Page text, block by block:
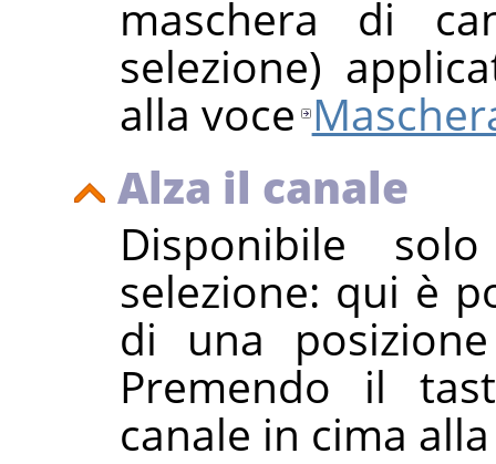
maschera di
selezione)
alla voce
Alza il canale
Disponibile
selezione: qui è
di una
Premendo il
canale in cima